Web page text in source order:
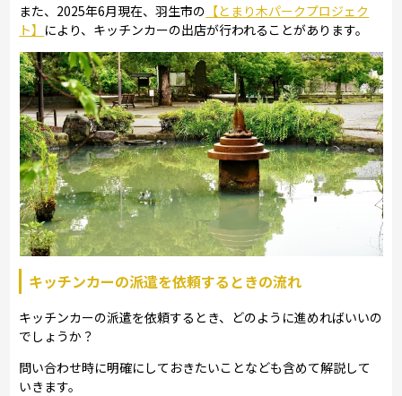
また、2025年6月現在、羽生市の 【とまり木パークプロジェク
ト】 により、キッチンカーの出店が行われることがあります。
キッチンカーの派遣を依頼するときの流れ
キッチンカーの派遣を依頼するとき、どのように進めればいいの
でしょうか？
問い合わせ時に明確にしておきたいことなども含めて解説して
いきます。